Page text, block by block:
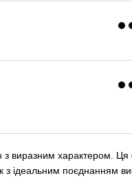
з виразним характером.
з ідеальним поєднанням